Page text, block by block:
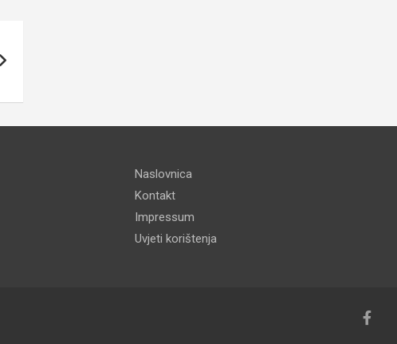
Naslovnica
Kontakt
Impressum
Uvjeti korištenja